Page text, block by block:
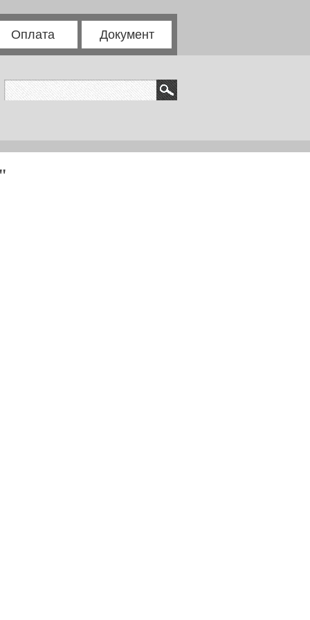
Оплата Документ